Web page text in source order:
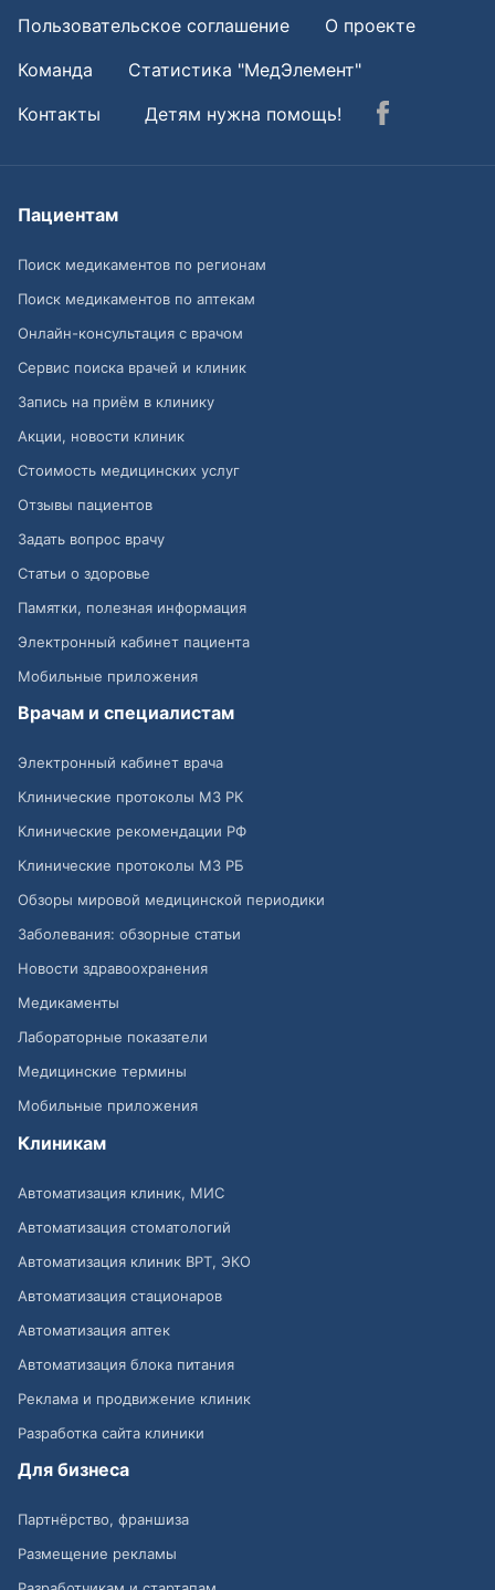
Пользовательское соглашение
О проекте
Команда
Статистика "МедЭлемент"
Контакты
Детям нужна помощь!
Пациентам
Поиск медикаментов по регионам
Поиск медикаментов по аптекам
Онлайн-консультация с врачом
Сервис поиска врачей и клиник
Запись на приём в клинику
Акции, новости клиник
Стоимость медицинских услуг
Отзывы пациентов
Задать вопрос врачу
Статьи о здоровье
Памятки, полезная информация
Электронный кабинет пациента
Мобильные приложения
Врачам и специалистам
Электронный кабинет врача
Клинические протоколы МЗ РК
Клинические рекомендации РФ
Клинические протоколы МЗ РБ
Обзоры мировой медицинской периодики
Заболевания: обзорные статьи
Новости здравоохранения
Медикаменты
Лабораторные показатели
Медицинские термины
Мобильные приложения
Клиникам
Автоматизация клиник, МИС
Автоматизация стоматологий
Автоматизация клиник ВРТ, ЭКО
Автоматизация стационаров
Автоматизация аптек
Автоматизация блока питания
Реклама и продвижение клиник
Разработка сайта клиники
Для бизнеса
Партнёрство, франшиза
Размещение рекламы